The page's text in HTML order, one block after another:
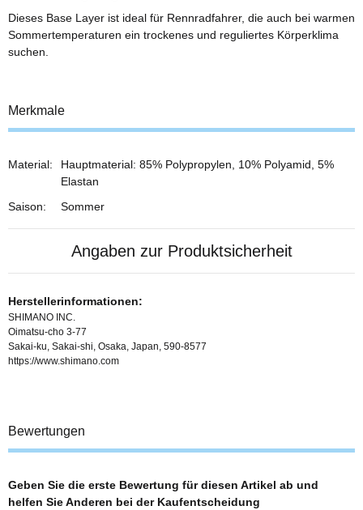
Dieses Base Layer ist ideal für Rennradfahrer, die auch bei warmen
Sommertemperaturen ein trockenes und reguliertes Körperklima
suchen.
Merkmale
Material:
Hauptmaterial: 85% Polypropylen, 10% Polyamid, 5%
Elastan
Saison:
Sommer
Angaben zur Produktsicherheit
Herstellerinformationen:
SHIMANO INC.
Oimatsu-cho 3-77
Sakai-ku, Sakai-shi, Osaka, Japan, 590-8577
https://www.shimano.com
Bewertungen
Geben Sie die erste Bewertung für diesen Artikel ab und
helfen Sie Anderen bei der Kaufentscheidung